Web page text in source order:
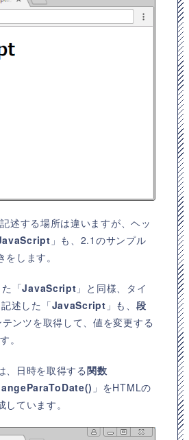
記述する場所は違いますが、ヘッ
」も、2.1のサンプル
します。
「JavaScript 」と同様、タイ
述した「JavaScript 」も、 段
ンツを取得して、値を変更する
。
、日時を取得する関数
」をHTMLの
しています。